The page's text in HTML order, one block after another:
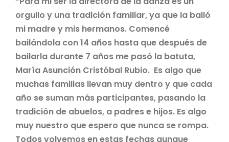
orgullo y una tradición familiar, ya que la bailó
mi madre y mis hermanos. Comencé
bailándola con 14 años hasta que después de
bailarla durante 7 años me pasó la batuta,
María Asunción Cristóbal Rubio. Es algo que
muchas familias llevan muy dentro y que cada
año se suman más participantes, pasando la
tradición de abuelos, a padres e hijos. Es algo
muy nuestro que espero que nunca se rompa.
Todos volvemos en estas fechas aunque